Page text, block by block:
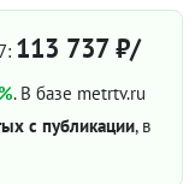
113 737 ₽/
. В базе metrtv.ru
с публикации, в